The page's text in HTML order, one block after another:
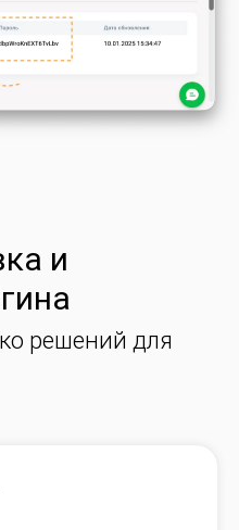
и
решений для